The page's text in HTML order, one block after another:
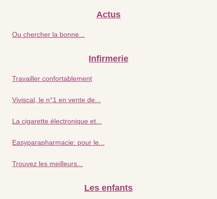
Actus
Ou chercher la bonne...
Infirmerie
Travailler confortablement
Viviscal, le n°1 en vente de...
La cigarette électronique et...
Easyparapharmacie: pour le...
Trouvez les meilleurs...
Les enfants